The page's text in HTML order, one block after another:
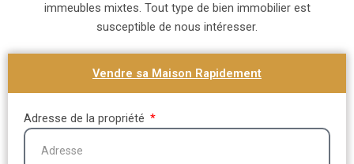
immeubles mixtes. Tout type de bien immobilier est
susceptible de nous intéresser.
Vendre sa Maison Rapidement
Adresse de la propriété